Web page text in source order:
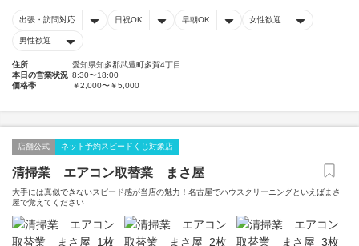
出張・訪問対応 日祝OK 早朝OK 女性歓迎
男性歓迎
住所
愛知県知多郡武豊町多賀4丁目
本日の営業状況 8:30〜18:00
価格帯
￥2,000〜￥5,000
店舗公式 ネット予約スピードくじ対象店
清掃業 エアコン取替業 まさ屋
大手には真似できないスピード感が当店の魅力！名古屋でハウスクリーニングといえばまさ
屋で覚えてください